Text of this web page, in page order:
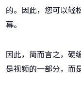
的。因此，您可以轻
幕。
因此，简而言之，硬
是视频的一部分，而